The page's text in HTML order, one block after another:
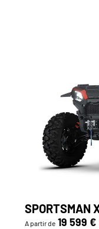
SPORTSMAN
A partir de 19 599 €